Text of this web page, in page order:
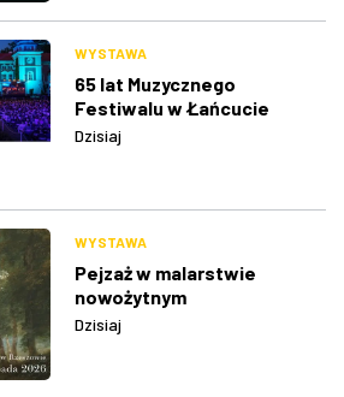
WYSTAWA
65 lat Muzycznego
Festiwalu w Łańcucie
Dzisiaj
WYSTAWA
Pejzaż w malarstwie
nowożytnym
Dzisiaj